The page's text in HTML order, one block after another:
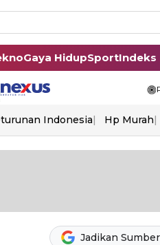
Gaya HidupSportIndeks
Indonesia Hp Murah
Jadikan